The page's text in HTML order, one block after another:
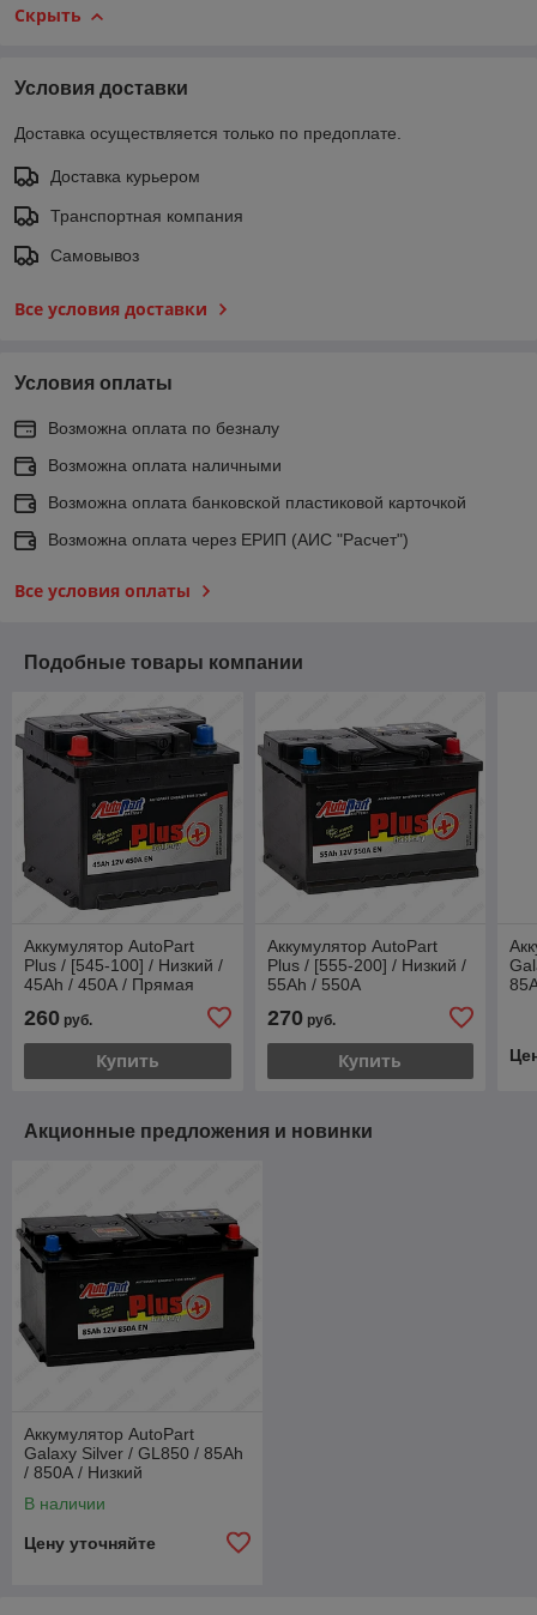
Скрыть
Условия доставки
Доставка осуществляется только по предоплате.
Доставка курьером
Транспортная компания
Самовывоз
Все условия доставки
Условия оплаты
Возможна оплата по безналу
Возможна оплата наличными
Возможна оплата банковской пластиковой карточкой
Возможна оплата через ЕРИП (АИС "Расчет")
Все условия оплаты
Подобные товары компании
Аккумулятор AutoPart
Plus / [545-100] / Низкий /
45Ah / 450А / Прямая
260 руб.
Купить
Аккумулятор AutoPart
Plus / [555-200] / Низкий /
55Ah / 550А
270руб.
Купить
Акционные предложения и новинки
Аккумулятор AutoPart
Galaxy Silver / GL850 / 85Ah
/ 850А / Низкий
В наличии
Цену уточняйте